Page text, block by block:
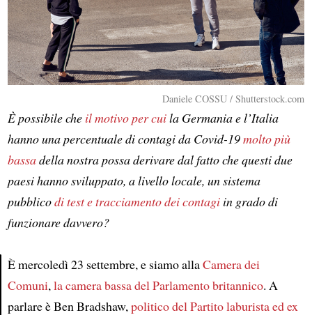
Daniele COSSU / Shutterstock.com
È possibile che il motivo per cuila Germania e l’Italia
hanno una percentuale di contagi da Covid-19molto più
bassadella nostra possa derivare dal fatto che questi due
paesi hanno sviluppato, a livello locale, un sistema
pubblicodi test e tracciamento dei contagiin grado di
funzionare davvero?
È mercoledì 23 settembre, e siamo allaCamera dei
Comuni,la camera bassa del Parlamento britannico. A
parlare è Ben Bradshaw,politico del Partito laburista ed ex